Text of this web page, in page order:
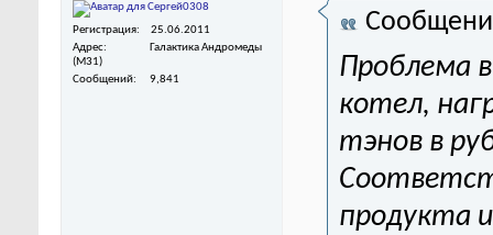
Регистрация
25.06.2011
Адрес
Галактика Андромеды
(M31)
Сообщений
9,841
Проблема
котел,
тэнов в
продукта